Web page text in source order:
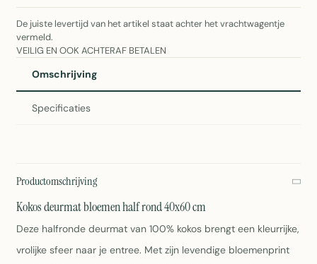
De juiste levertijd van het artikel staat achter het vrachtwagentje
vermeld.
VEILIG EN OOK ACHTERAF BETALEN
Omschrijving
Specificaties
Productomschrijving
Kokos deurmat bloemen half rond 40x60 cm
Deze halfronde deurmat van 100% kokos brengt een kleurrijke,
vrolijke sfeer naar je entree. Met zijn levendige bloemenprint